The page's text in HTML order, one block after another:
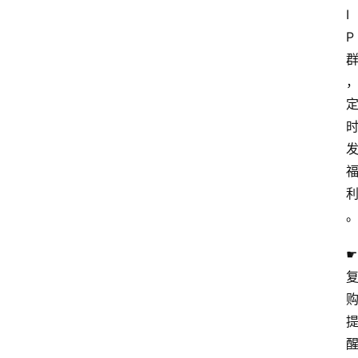
I
P
群
，
定
时
发
福
利
。
☛
复
购
提
醒